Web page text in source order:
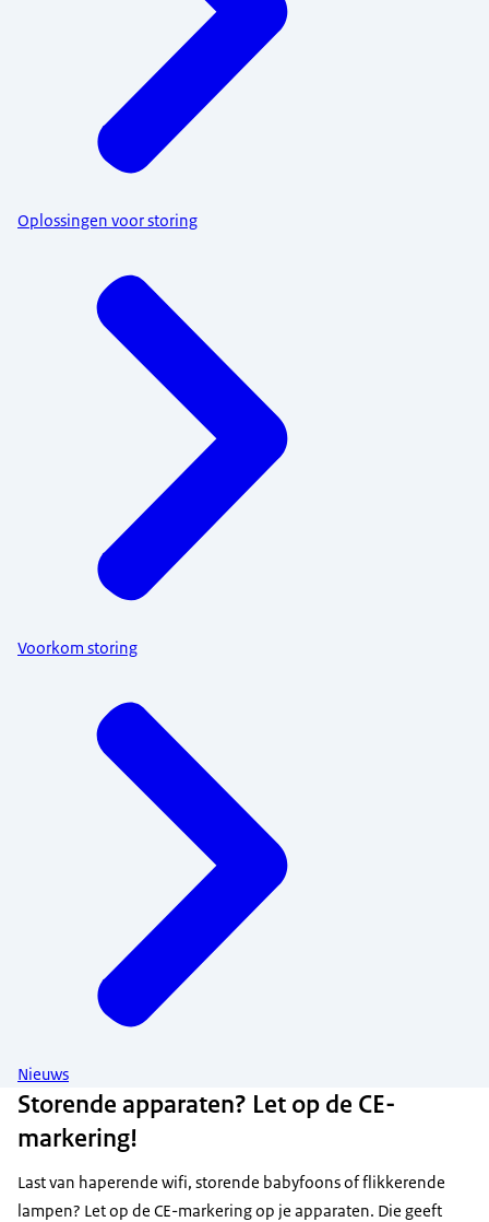
Oplossingen voor storing
Voorkom storing
Nieuws
Storende apparaten? Let op de CE-
markering!
Last van haperende wifi, storende babyfoons of flikkerende
lampen? Let op de CE-markering op je apparaten. Die geeft